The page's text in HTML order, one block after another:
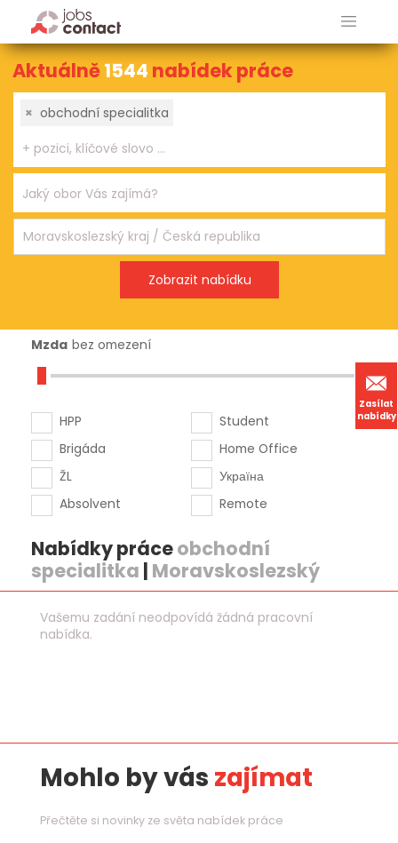
Zasílat
nabídky
Aktuálně1544 nabídek práce
× obchodní specialitka
Mzda bez omezení
HPP
Brigáda
ŽL
Absolvent
Student
Home Office
Україна
Remote
Nabídky práceobchodní
specialitka | Moravskoslezský
Vašemu zadání neodpovídá žádná pracovní
nabídka.
Mohlo by vás zajímat
Přečtěte si novinky ze světa nabídek práce